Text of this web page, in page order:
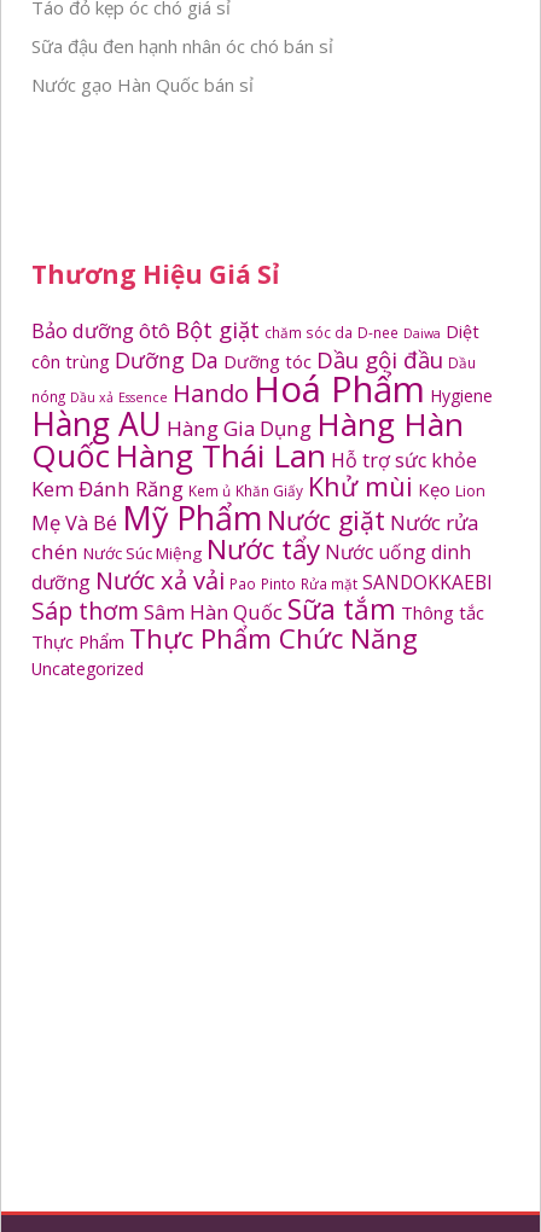
Táo đỏ kẹp óc chó giá sỉ
Sữa đậu đen hạnh nhân óc chó bán sỉ
Nước gạo Hàn Quốc bán sỉ
Thương Hiệu Giá Sỉ
Bảo dưỡng ôtô Bột giặt chăm sóc da D-nee Daiwa Diệt
côn trùng Dưỡng Da Dưỡng tóc Dầu gội đầu Dầu
nóng Dầu xả Essence Hando Hoá Phẩm Hygiene
Hàng AU Hàng Gia Dụng Hàng Hàn
Quốc Hàng Thái Lan Hỗ trợ sức khỏe
Kem Đánh Răng Kem ủ Khăn Giấy Khử mùi Kẹo Lion
Mẹ Và Bé Mỹ Phẩm Nước giặt Nước rửa
chén Nước Súc Miệng Nước tẩy Nước uống dinh
dưỡng Nước xả vải Pao Pinto Rửa mặt SANDOKKAEBI
Sáp thơm Sâm Hàn Quốc Sữa tắm Thông tắc
Thực Phẩm Thực Phẩm Chức Năng
Uncategorized